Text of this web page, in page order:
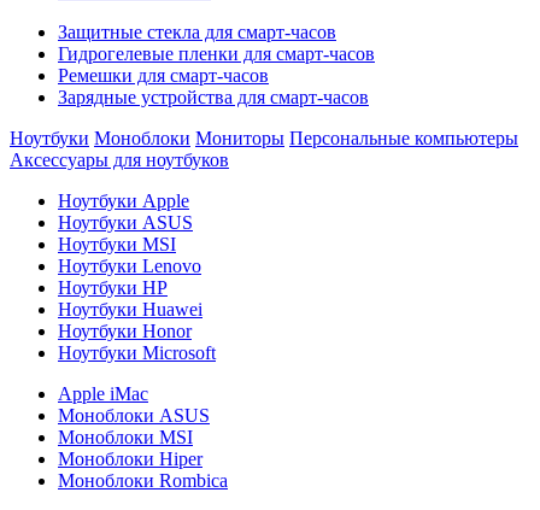
Защитные стекла для смарт-часов
Гидрогелевые пленки для смарт-часов
Ремешки для смарт-часов
Зарядные устройства для смарт-часов
Ноутбуки Моноблоки Мониторы Персональные компьютеры
Аксессуары для ноутбуков
Ноутбуки Apple
Ноутбуки ASUS
Ноутбуки MSI
Ноутбуки Lenovo
Ноутбуки HP
Ноутбуки Huawei
Ноутбуки Honor
Ноутбуки Microsoft
Apple iMac
Моноблоки ASUS
Моноблоки MSI
Моноблоки Hiper
Моноблоки Rombica